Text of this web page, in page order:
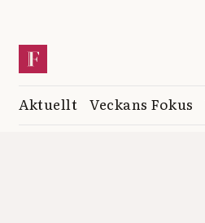
Aktuellt Veckans Fokus